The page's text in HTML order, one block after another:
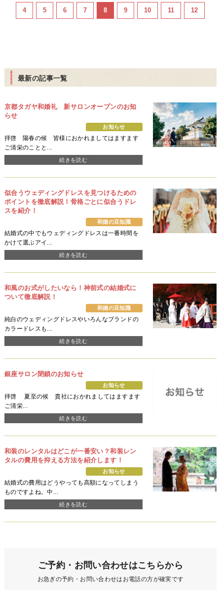
4 5 6 7 8 9 10 11 12
最新の記事一覧
京都タガヤ和婚礼 新サロンオープンのお知
らせ
お知らせ
拝啓 陽春の候 皆様におかれましてはますます
ご清栄のことと...
続きを読む
似合うウェディングドレスを見つけるための
ポイントを徹底解説！骨格ごとに似合うドレ
スを紹介！
和婚の豆知識
結婚式の中でもウェディングドレスは一番時間を
かけて選ぶアイ...
続きを読む
和風のお式がしたいなら！神前式の結婚式に
ついて徹底解説！
和婚の豆知識
純白のウェディングドレスやいろんなブランドの
カラードレスも...
続きを読む
銀座サロン閉鎖のお知らせ
お知らせ
拝啓 夏至の候 貴社におかれましてはますます
ご清栄...
続きを読む
和装のレンタルはどこが一番安い？和装レン
タルの費用を抑える方法を紹介します！
お知らせ
結婚式の費用はどうやっても高額になってしまう
ものですよね。中...
続きを読む
ご予約・お問い合わせはこちらから
お急ぎの予約・お問い合わせはお電話の方が確実です